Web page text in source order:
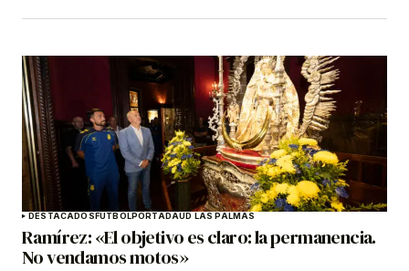
DESTACADOSFÚTBOLPORTADAUD LAS PALMAS
Ramírez: «El objetivo es claro: la permanencia.
No vendamos motos»